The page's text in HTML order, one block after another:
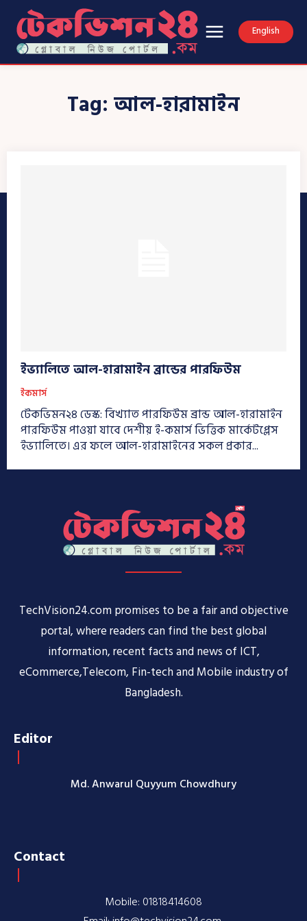
English
Tag: আল-হারামাইন
ইভ্যালিতে আল-হারামাইন ব্রান্ডের পারফিউম
ইকমার্স
টেকভিমন২৪ ডেস্ক: বিখ্যাত পারফিউম ব্রান্ড আল-হারামাইন
পারফিউম পাওয়া যাবে দেশীয় ই-কমার্স ভিত্তিক মার্কেটপ্লেস
ইভ্যালিতে। এর ফলে আল-হারামাইনের সকল প্রকার...
TechVision24.com promises to be a fair and objective
portal, where readers can find the best global
information, recent facts and news of ICT,
eCommerce,Telecom, Fin-tech and Mobile industry of
Bangladesh.
Editor
Md. Anwarul Quyyum Chowdhury
Contact
Mobile: 01818414608